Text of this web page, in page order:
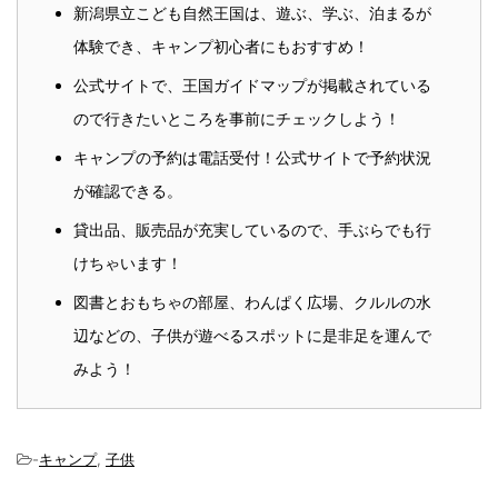
新潟県立こども自然王国は、遊ぶ、学ぶ、泊まるが
体験でき、キャンプ初心者にもおすすめ！
公式サイトで、王国ガイドマップが掲載されている
ので行きたいところを事前にチェックしよう！
キャンプの予約は電話受付！公式サイトで予約状況
が確認できる。
貸出品、販売品が充実しているので、手ぶらでも行
けちゃいます！
図書とおもちゃの部屋、わんぱく広場、クルルの水
辺などの、子供が遊べるスポットに是非足を運んで
みよう！
-キャンプ, 子供